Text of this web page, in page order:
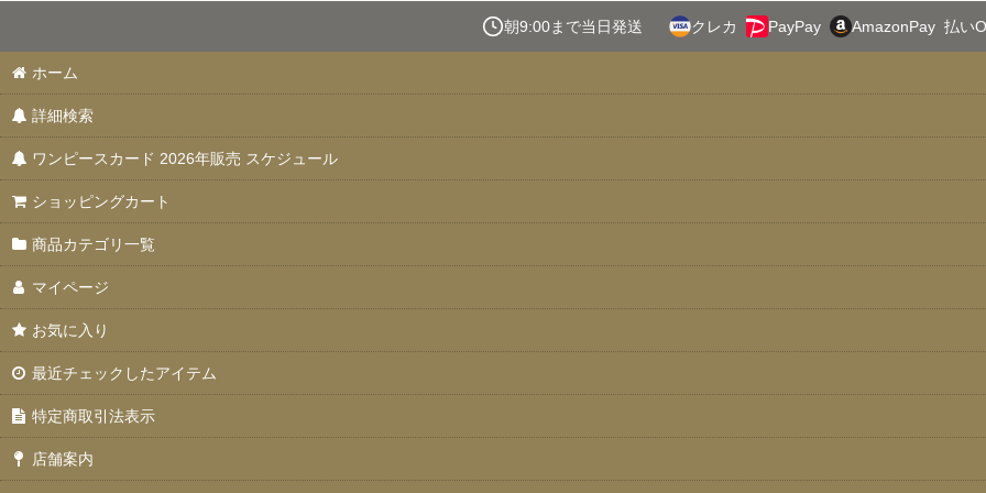
朝9:00まで当日発送 クレカ PayPay AmazonPay 払い
ホーム
詳細検索
ワンピースカード 2026年販売 スケジュール
ショッピングカート
商品カテゴリ一覧
マイページ
お気に入り
最近チェックしたアイテム
特定商取引法表示
店舗案内